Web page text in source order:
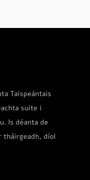
Taispeántais
suite i
Is déanta de
tháirgeadh, díol